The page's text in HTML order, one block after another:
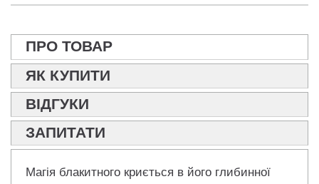
ПРО ТОВАР
ЯК КУПИТИ
ВІДГУКИ
ЗАПИТАТИ
Магія блакитного криється в його глибинної